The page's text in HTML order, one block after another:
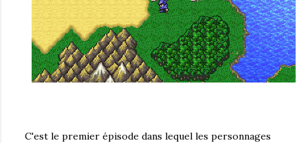
C'est le premier épisode dans lequel les personnages